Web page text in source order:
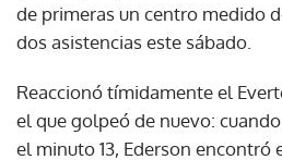
de primeras un centro medido
dos asistencias este sábado.
Reaccionó tímidamente el
el que golpeó de nuevo:
el minuto 13, Ederson encontró